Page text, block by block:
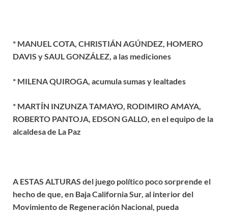
* MANUEL COTA, CHRISTIÁN AGÚNDEZ, HOMERO
DAVIS y SAUL GONZÁLEZ, a las mediciones
* MILENA QUIROGA, acumula sumas y lealtades
* MARTÍN INZUNZA TAMAYO, RODIMIRO AMAYA,
ROBERTO PANTOJA, EDSON GALLO, en el equipo de la
alcaldesa de La Paz
A ESTAS ALTURAS del juego político poco sorprende el
hecho de que, en Baja California Sur, al interior del
Movimiento de Regeneración Nacional, pueda